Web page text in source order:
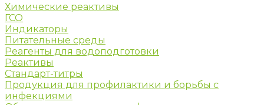
Химические реактивы
ГСО
Индикаторы
Питательные среды
Реагенты для водоподготовки
Реактивы
Стандарт-титры
Продукция для профилактики и борьбы с
инфекциями